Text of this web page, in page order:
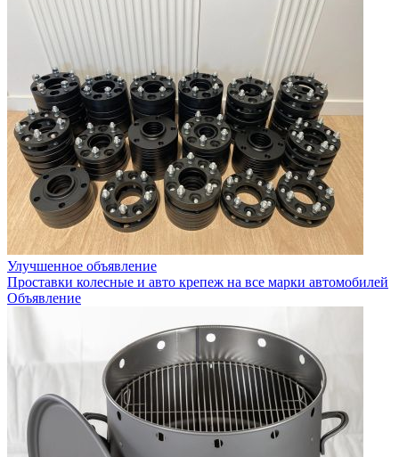
Улучшенное объявление
Проставки колесные и авто крепеж на все марки автомобилей
Объявление